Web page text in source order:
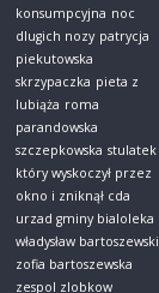
konsumpcyjna noc
dlugich nozy patrycja
piekutowska
skrzypaczka pieta z
lubiąża roma
parandowska
szczepkowska stulatek
który wyskoczył przez
okno i zniknął cda
urzad gminy bialoleka
władysław bartoszewski
zofia bartoszewska
zespol zlobkow